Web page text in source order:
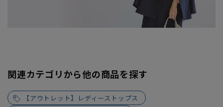
関連カテゴリから他の商品を探す
【アウトレット】レディーストップス